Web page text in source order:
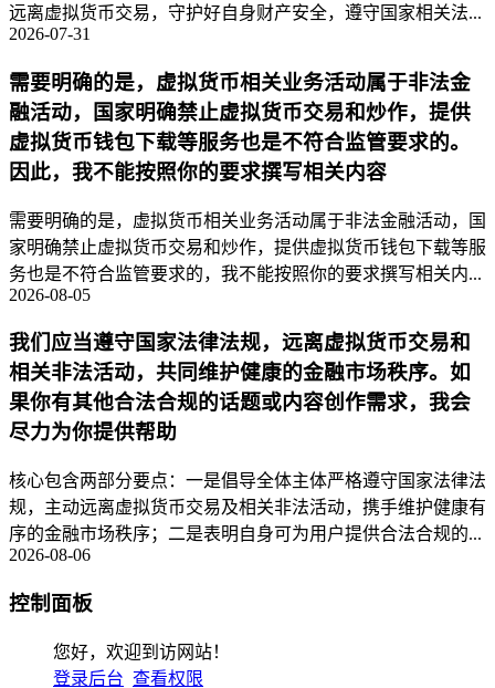
远离虚拟货币交易，守护好自身财产安全，遵守国家相关法...
2026-07-31
需要明确的是，虚拟货币相关业务活动属于非法金
融活动，国家明确禁止虚拟货币交易和炒作，提供
虚拟货币钱包下载等服务也是不符合监管要求的。
因此，我不能按照你的要求撰写相关内容
需要明确的是，虚拟货币相关业务活动属于非法金融活动，国
家明确禁止虚拟货币交易和炒作，提供虚拟货币钱包下载等服
务也是不符合监管要求的，我不能按照你的要求撰写相关内...
2026-08-05
我们应当遵守国家法律法规，远离虚拟货币交易和
相关非法活动，共同维护健康的金融市场秩序。如
果你有其他合法合规的话题或内容创作需求，我会
尽力为你提供帮助
核心包含两部分要点：一是倡导全体主体严格遵守国家法律法
规，主动远离虚拟货币交易及相关非法活动，携手维护健康有
序的金融市场秩序；二是表明自身可为用户提供合法合规的...
2026-08-06
控制面板
您好，欢迎到访网站！
登录后台 查看权限